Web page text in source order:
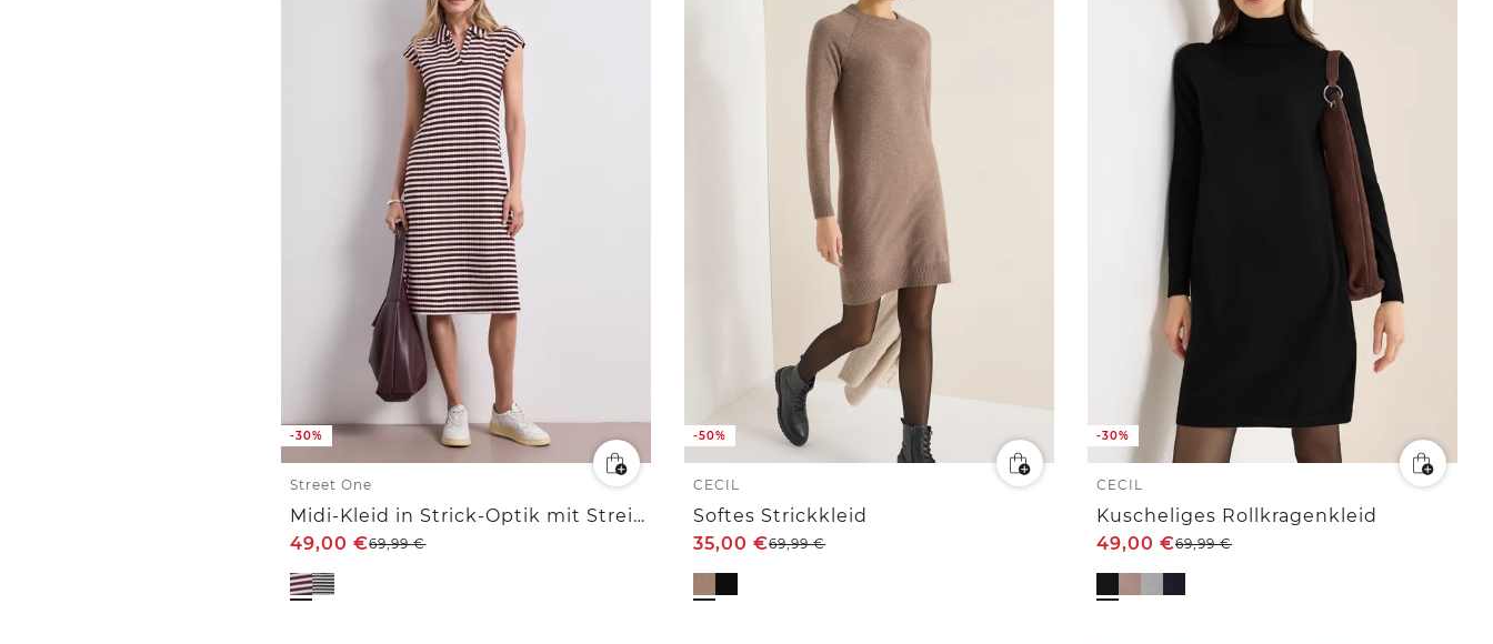
-30%
Street One
Midi-Kleid in Strick-Optik mit Streifen
49,00€69,99€
-50%
CECIL
Softes Strickkleid
35,00€69,99€
-30%
CECIL
Kuscheliges Rollkragenkleid
49,00€69,99€